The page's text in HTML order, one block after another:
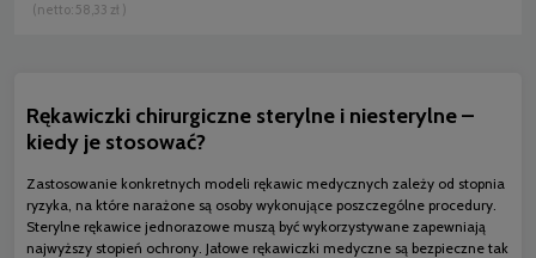
(netto: 58,33 zł )
Rękawiczki chirurgiczne sterylne i niesterylne –
kiedy je stosować?
Zastosowanie konkretnych modeli rękawic medycznych zależy od stopnia
ryzyka, na które narażone są osoby wykonujące poszczególne procedury.
Sterylne rękawice jednorazowe muszą być wykorzystywane zapewniają
najwyższy stopień ochrony. Jałowe rękawiczki medyczne są bezpieczne tak